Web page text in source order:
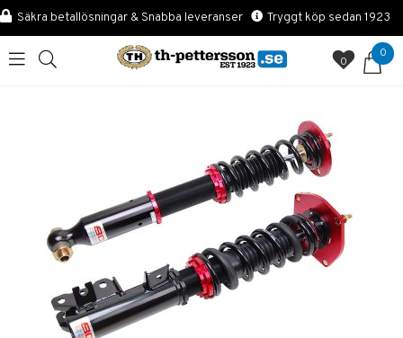
Säkra betallösningar & Snabba leveranser Tryggt köp sedan 1923
0
0